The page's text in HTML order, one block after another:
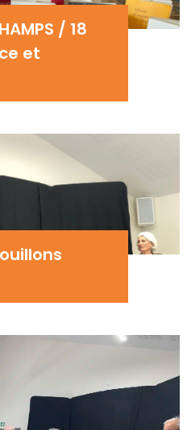
/ 18
et